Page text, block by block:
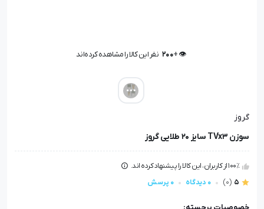
👁️ +
200 نفر این کالا را مشاهده کرده‌اند
گروز
سوزن TVx3 سایز 20 طلایی گروز
100٪ از کاربران، این کالا را پیشنهاد کرده اند.
5
(0) 0 دیدگاه 0 پرسش